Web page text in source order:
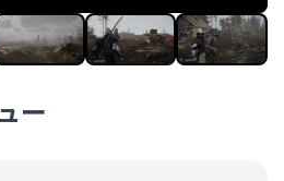
ン語 - スペイン
リア語
トガル語－ポルトガル
ー